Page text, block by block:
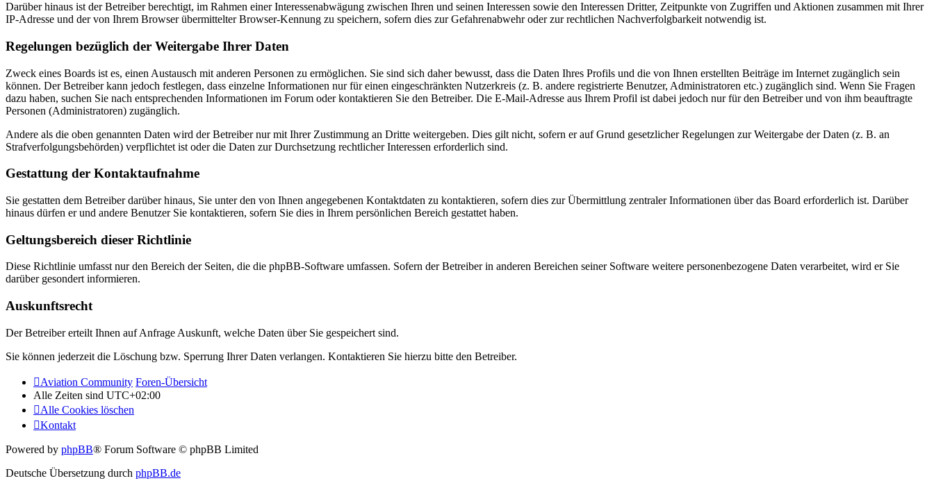
Darüber hinaus ist der Betreiber berechtigt, im Rahmen einer Interessenabwägung zwischen Ihren und seinen Interessen sowie den Interessen Dritter, Zeitpunkte von Zugriffen und Aktionen zusammen mit Ihrer
IP-Adresse und der von Ihrem Browser übermittelter Browser-Kennung zu speichern, sofern dies zur Gefahrenabwehr oder zur rechtlichen Nachverfolgbarkeit notwendig ist.
Regelungen bezüglich der Weitergabe Ihrer Daten
Zweck eines Boards ist es, einen Austausch mit anderen Personen zu ermöglichen. Sie sind sich daher bewusst, dass die Daten Ihres Profils und die von Ihnen erstellten Beiträge im Internet zugänglich sein
können. Der Betreiber kann jedoch festlegen, dass einzelne Informationen nur für einen eingeschränkten Nutzerkreis (z. B. andere registrierte Benutzer, Administratoren etc.) zugänglich sind. Wenn Sie Fragen
dazu haben, suchen Sie nach entsprechenden Informationen im Forum oder kontaktieren Sie den Betreiber. Die E-Mail-Adresse aus Ihrem Profil ist dabei jedoch nur für den Betreiber und von ihm beauftragte
Personen (Administratoren) zugänglich.
Andere als die oben genannten Daten wird der Betreiber nur mit Ihrer Zustimmung an Dritte weitergeben. Dies gilt nicht, sofern er auf Grund gesetzlicher Regelungen zur Weitergabe der Daten (z. B. an
Strafverfolgungsbehörden) verpflichtet ist oder die Daten zur Durchsetzung rechtlicher Interessen erforderlich sind.
Gestattung der Kontaktaufnahme
Sie gestatten dem Betreiber darüber hinaus, Sie unter den von Ihnen angegebenen Kontaktdaten zu kontaktieren, sofern dies zur Übermittlung zentraler Informationen über das Board erforderlich ist. Darüber
hinaus dürfen er und andere Benutzer Sie kontaktieren, sofern Sie dies in Ihrem persönlichen Bereich gestattet haben.
Geltungsbereich dieser Richtlinie
Diese Richtlinie umfasst nur den Bereich der Seiten, die die phpBB-Software umfassen. Sofern der Betreiber in anderen Bereichen seiner Software weitere personenbezogene Daten verarbeitet, wird er Sie
darüber gesondert informieren.
Auskunftsrecht
Der Betreiber erteilt Ihnen auf Anfrage Auskunft, welche Daten über Sie gespeichert sind.
Sie können jederzeit die Löschung bzw. Sperrung Ihrer Daten verlangen. Kontaktieren Sie hierzu bitte den Betreiber.
Aviation Community Foren-Übersicht
Alle Zeiten sind UTC+02:00
Alle Cookies löschen
Kontakt
Powered by phpBB® Forum Software © phpBB Limited
Deutsche Übersetzung durch phpBB.de